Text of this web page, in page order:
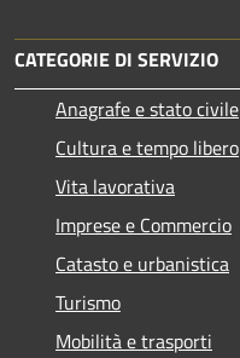
CATEGORIE DI SERVIZIO
Anagrafe e stato civile
Cultura e tempo libero
Vita lavorativa
Imprese e Commercio
Catasto e urbanistica
Turismo
Mobilità e trasporti